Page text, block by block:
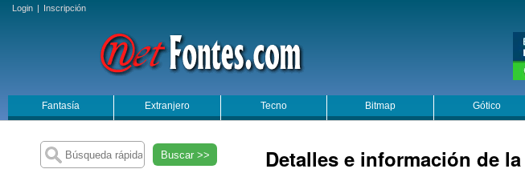
Login | Inscripción
Fantasía Extranjero Tecno Bitmap Gótico
Buscar >> Detalles e información de